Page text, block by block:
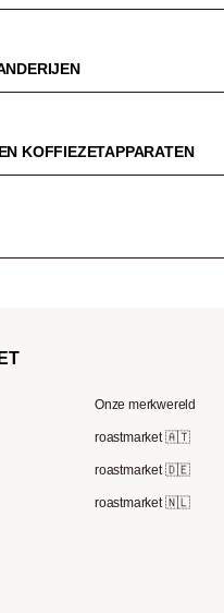
KOFFIEZETAPPARATEN
Onze merkwereld
roastmarket 🇦🇹
roastmarket 🇩🇪
roastmarket 🇳🇱